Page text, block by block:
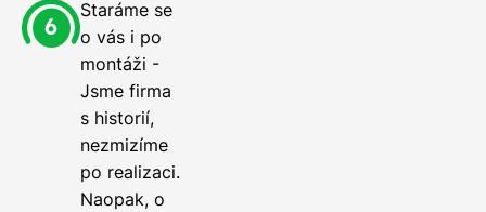
Staráme se
o vás i po
montáži -
Jsme firma
s historií,
nezmizíme
po realizaci.
Naopak, o